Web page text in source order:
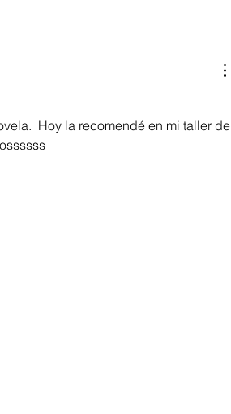
Hoy la recomendé en mi taller de